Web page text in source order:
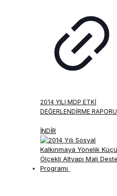
2014 YILI MDP ETKI
DEĞERLENDIRME RAPORU
İNDİR